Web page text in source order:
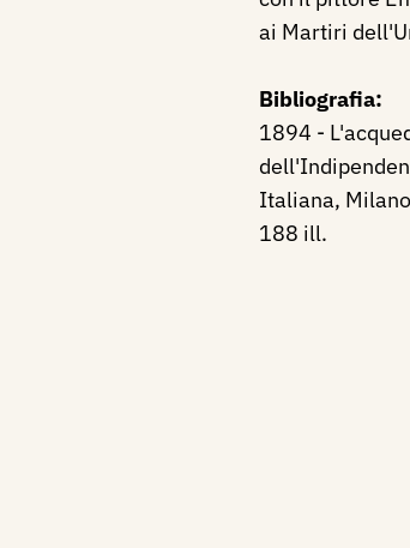
ai Martiri
Bibliografia:
1894 -
Italiana,
188 ill.